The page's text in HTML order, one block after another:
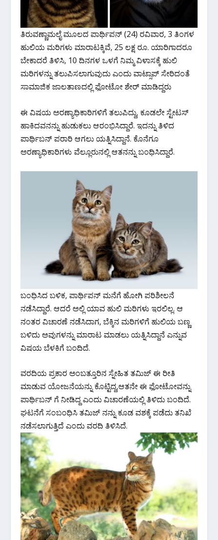
ತಿರುವಣ್ಣಾಮಲೈ ಮೂಲದ ಪಾರ್ಥಿಪನ್‌ (24) ರವಿವಾರ, 3 ತಿಂಗಳ
ಹುಲಿಯ ಮರಿಗಳು ಮಾರಾಟಕ್ಕಿವೆ, 25 ಲಕ್ಷ ರೂ. ಯಾರಿಗಾದರೂ
ಬೇಕಾದರೆ ತಿಳಿಸಿ, 10 ದಿನಗಳ ಒಳಗೆ ನಿಮ್ಮ ವಿಳಾಸಕ್ಕೆ ಹುಲಿ
ಮರಿಗಳನ್ನು ತಲುಪಿಸಲಾಗುವುದು ಎಂದು ವಾಟ್ಸಾಪ್‌ ಸೇರಿದಂತೆ
ಸಾಮಾಜಿಕ ಜಾಲತಾಣದಲ್ಲಿ ಫೋಟೋ ಶೇರ್‌ ಮಾಡಿದ್ದರು
ಈ ವಿಷಯ ಅರಣ್ಯಾಧಿಕಾರಿಗಳಿಗೆ ತಲುಪಿದ್ದು, ಕೂಡಲೇ ಸ್ಟೇಟಸ್‌
ಹಾಕಿದವನನ್ನು ಹುಡುಕಲು ಆರಂಭಿಸಿದ್ದಾರೆ. ಇದನ್ನು ತಿಳಿದ
ಪಾರ್ಥಿಬನ್‌ ಪರಾರಿ ಆಗಲು ಯತ್ನಿಸಿದ್ದಾನೆ. ಕೊನೆಗೂ
ಅರಣ್ಯಾಧಿಕಾರಿಗಳು ವೆಲ್ಲೂರುನಲ್ಲಿ ಆತನನ್ನು ಬಂಧಿಸಿದ್ದಾರೆ.
ಬಂಧಿಸಿದ ಬಳಿಕ, ಪಾರ್ಥಿಪನ್‌ ಮನೆಗೆ ಹೋಗಿ ಪರಿಶೀಲನೆ
ನಡೆಸಿದ್ದಾರೆ. ಆದರೆ ಅಲ್ಲಿ ಯಾವ ಹುಲಿ ಮರಿಗಳು ಇರಲಿಲ್ಲ. ಆ
ನಂತರ ವಿಚಾರಣೆ ನಡೆಸಿದಾಗ, ಬೆಕ್ಕಿನ ಮರಿಗಳಿಗೆ ಹುಲಿಯ ಬಣ್ಣ
ಬಳಿದು ಅವುಗಳನ್ನು ಮಾರಾಟ ಮಾಡಲು ಯತ್ನಿಸಿದ್ದಾನೆ ಎನ್ನುವ
ವಿಷಯ ಬೆಳಕಿಗೆ ಬಂದಿದೆ.
ವರದಿಯ ಪ್ರಕಾರ ಅಂಬತ್ತೂರಿನ ಸ್ನೇಹಿತ ತಮಿಜ್ ಈ ರೀತಿ
ಮಾಡುವ ಯೋಜನೆಯನ್ನು ಕೊಟ್ಟಿದ್ದ,ಆತನೇ ಈ ಫೋಟೋವನ್ನು
ಪಾರ್ಥಿಬನ್‌ ಗೆ ನೀಡಿದ್ದ ಎಂದು ವಿಚಾರಣೆಯಲ್ಲಿ ತಿಳಿದು ಬಂದಿದೆ.
ಘಟನೆಗೆ ಸಂಬಂಧಿಸಿ ತಮಿಜ್‌ ನನ್ನು ಕೂಡ ವಶಕ್ಕೆ ಪಡೆದು ತನಿಖೆ
ನಡೆಸಲಾಗುತ್ತಿದೆ ಎಂದು ವರದಿ ತಿಳಿಸಿದೆ.